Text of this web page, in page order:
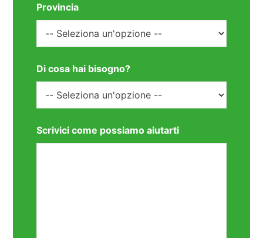
Provincia
Di cosa hai bisogno?
Scrivici come possiamo aiutarti